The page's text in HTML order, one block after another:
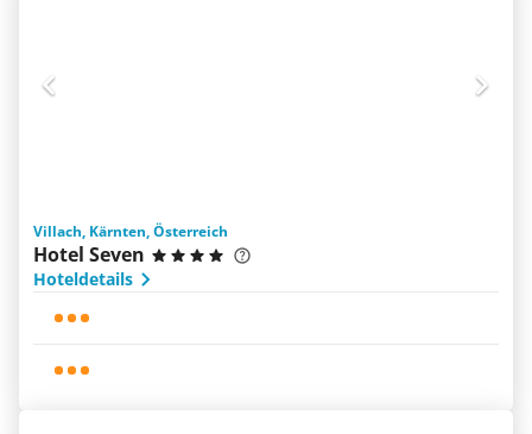
Villach, Kärnten, Österreich
Hotel Seven
Hoteldetails